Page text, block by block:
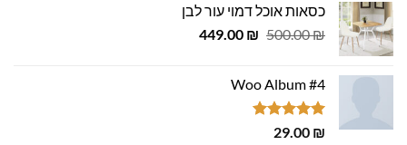
כסאות אוכל דמוי עור לבן
500.00₪
המחיר
500.00 ₪.
449.00 ₪
המחיר
Woo Album #4
דורג5.00
29.00 ₪